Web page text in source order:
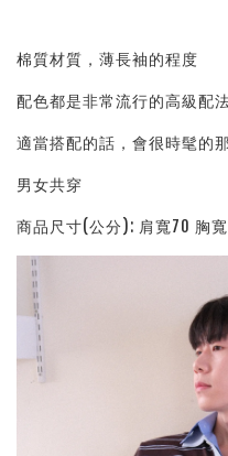
棉質材質，薄長袖的程度
配色都是非常流行的高級配
適當搭配的話，會很時髦的
男女共穿
商品尺寸(公分): 肩寬70 胸